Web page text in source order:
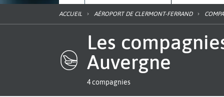
ACCUEIL AÉROPORT DE CLERMONT-FERRAND
Les compagnies de l'aéroport de Clermont-Ferrand
Auvergne
4 compagnies